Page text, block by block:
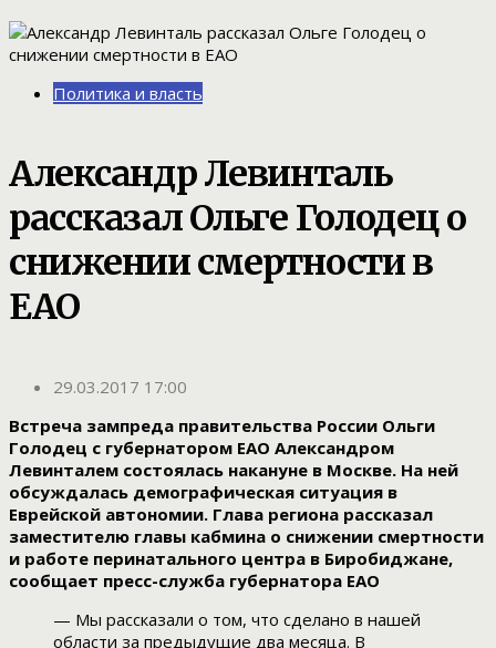
Политика и власть
Александр Левинталь
рассказал Ольге Голодец о
снижении смертности в
ЕАО
29.03.2017 17:00
Встреча зампреда правительства России Ольги
Голодец с губернатором ЕАО Александром
Левинталем состоялась накануне в Москве. На ней
обсуждалась демографическая ситуация в
Еврейской автономии. Глава региона рассказал
заместителю главы кабмина о снижении смертности
и работе перинатального центра в Биробиджане,
сообщает пресс-служба губернатора ЕАО
— Мы рассказали о том, что сделано в нашей
области за предыдущие два месяца. В